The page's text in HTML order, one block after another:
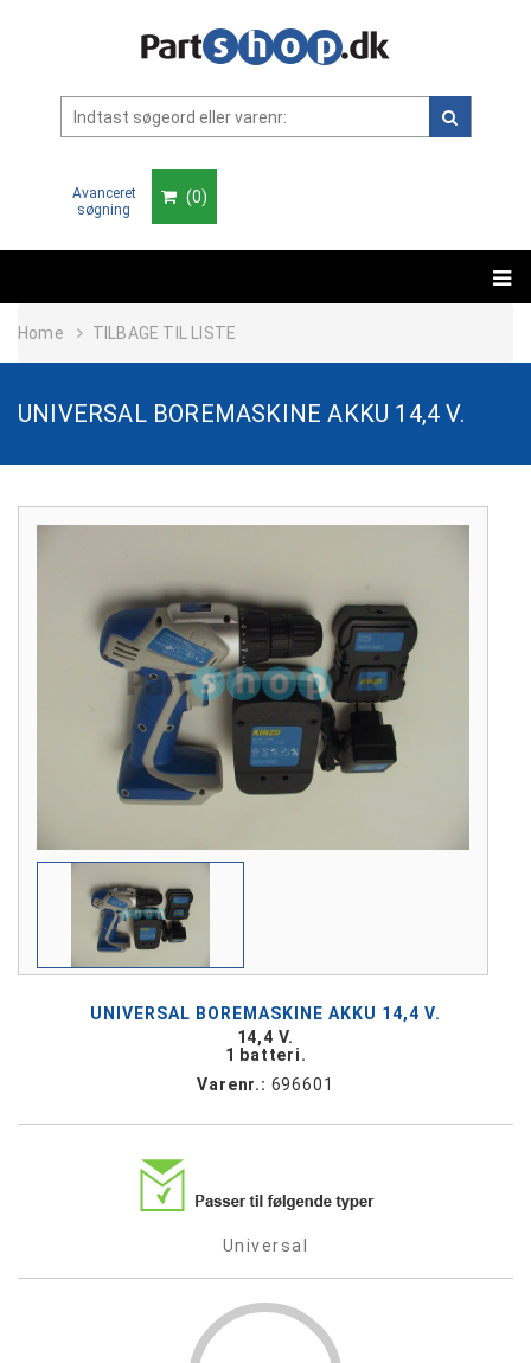
Avanceret
søgning
(0)
Home TILBAGE TIL LISTE
UNIVERSAL BOREMASKINE AKKU 14,4 V.
UNIVERSAL BOREMASKINE AKKU 14,4 V.
14,4 V.
1 batteri.
Varenr.: 696601
Universal